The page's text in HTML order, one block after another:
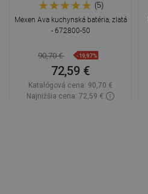
(5)
Mexen Ava kuchynská batéria, zlatá
- 672800-50
90,70 € -19,97%
72,59 €
Katalógová cena: 90,70 €
Najnižšia cena: 72,59 €